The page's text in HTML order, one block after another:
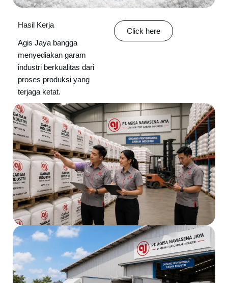
Hasil Kerja
Agis Jaya bangga
menyediakan garam
industri berkualitas dari
proses produksi yang
terjaga ketat.
Click here